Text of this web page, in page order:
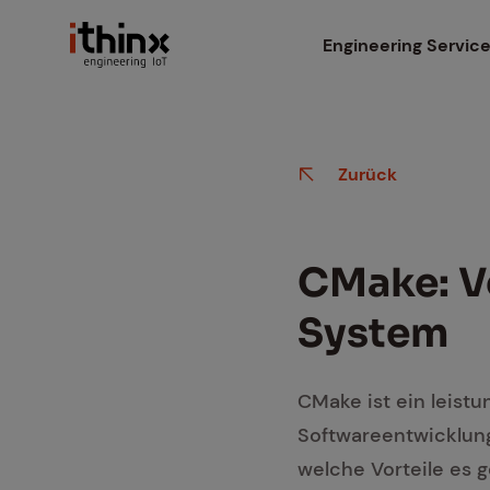
Header
Engineering
Antennen Entwicklung
Zurück
CMake:
Sys­tem
CMake ist ein
welche Vorteile es